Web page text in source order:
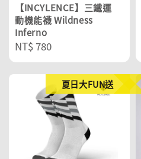
【INCYLENCE】三鐵運
動機能襪 Wildness
Inferno
Regular
price
NT$ 780
夏日大FUN送